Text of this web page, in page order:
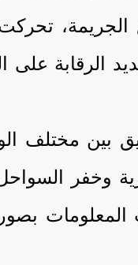
الجريمة،
الرقابة
مختلف
السواحل